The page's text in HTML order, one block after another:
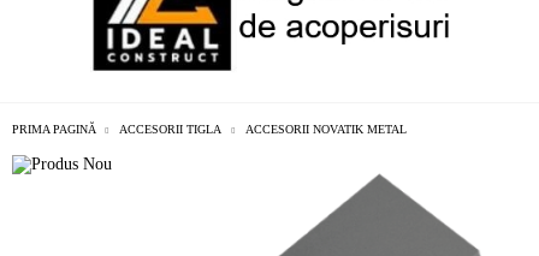
PRIMA PAGINĂ ACCESORII TIGLA ACCESORII NOVATIK METAL